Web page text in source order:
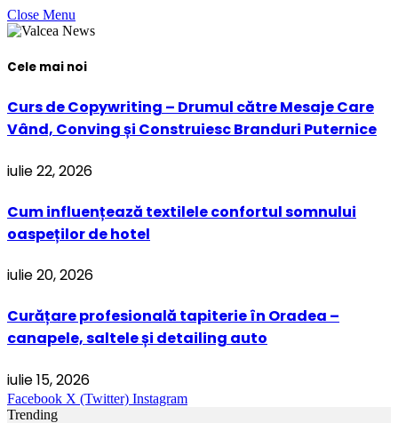
Close Menu
Cele mai noi
Curs de Copywriting – Drumul către Mesaje Care
Vând, Conving și Construiesc Branduri Puternice
iulie 22, 2026
Cum influențează textilele confortul somnului
oaspeților de hotel
iulie 20, 2026
Curățare profesională tapiterie în Oradea –
canapele, saltele și detailing auto
iulie 15, 2026
Facebook X (Twitter) Instagram
Trending